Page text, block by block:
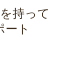
持って
ート